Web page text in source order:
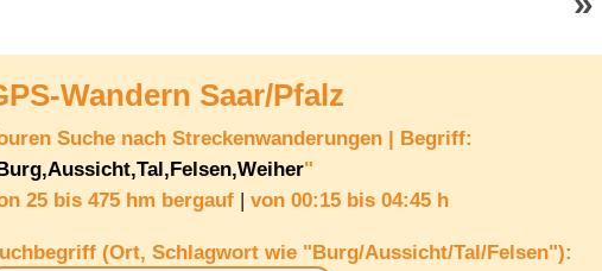
Wandern Saar/Pfalz
Suche nach Streckenwanderungen | Begriff:
"
25 bis 475 hm bergauf |von00:15 bis 04:45 h
(Ort, Schlagwort wie "Burg/Aussicht/Tal/Felsen"):